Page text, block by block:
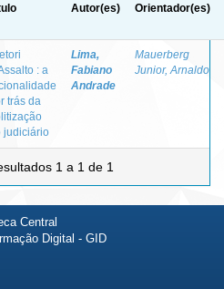
Autor(es) Orientador(es)
: a
trás da
judiciário
Lima,
Fabiano
Andrade
Mauerberg
Junior, Arnaldo
1 a 1 de 1
Central
Digital - GID